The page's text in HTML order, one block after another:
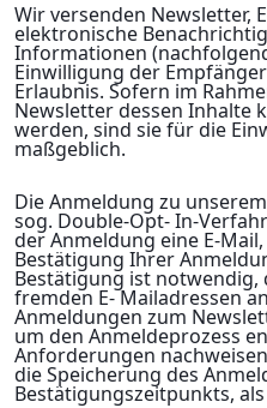
Wir versenden Newsletter,
elektronische
Informationen
Einwilligung der
Erlaubnis. Sofern im
Newsletter dessen Inhalte
werden, sind sie für die
maßgeblich.
Die Anmeldung zu
sog. Double-Opt- In-
der Anmeldung eine E-
Bestätigung Ihrer
Bestätigung ist
fremden E- Mailadressen
Anmeldungen zum
um den Anmeldeprozess
Anforderungen
die Speicherung des
Bestätigungszeitpunkts,